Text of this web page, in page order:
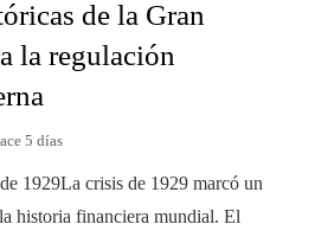
de la Gran
la regulación
5 días
1929La crisis de 1929 marcó un
historia financiera mundial. El